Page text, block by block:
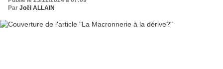
Par Joël ALLAIN